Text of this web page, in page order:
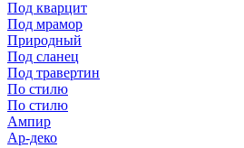
Под кварцит
Под мрамор
Природный
Под сланец
Под травертин
По стилю
По стилю
Ампир
Ар-деко